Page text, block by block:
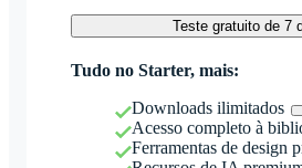
Teste gratuito de 7
Tudo no Starter, mais:
Downloads ilimitados
Acesso completo à
Ferramentas de design